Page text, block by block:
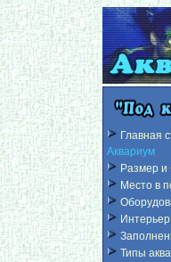
Главная
Аквариум
Размер
Место в
Интерьер
Типы